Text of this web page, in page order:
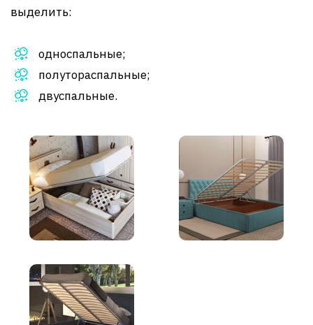
выделить:
односпальные;
полутораспальные;
двуспальные.